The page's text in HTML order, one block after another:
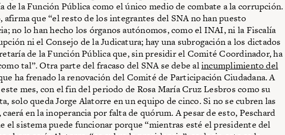
de la Función Pública como el único medio de combate a la corrupción.
afirma que “el resto de los integrantes del SNA no han puesto
no lo han hecho los órganos autónomos, como el INAI, ni la Fiscalía
ni el Consejo de la Judicatura; hay una subrogación a los dictados
de la Función Pública que, sin presidir el Comité Coordinador, ha
tal”. Otra parte del fracaso del SNA se debe alincumplimiento del
ha frenado la renovación del Comité de Participación Ciudadana. A
mes, con el fin del periodo de Rosa María Cruz Lesbros como su
solo queda Jorge Alatorre en un equipo de cinco. Si no se cubren las
caerá en la inoperancia por falta de quórum. A pesar de esto, Peschard
el sistema puede funcionar porque “mientras esté el presidente del